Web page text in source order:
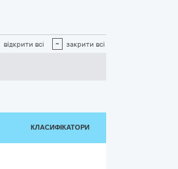
відкрити всі - закрити всі
КЛАСИФІКАТОРИ